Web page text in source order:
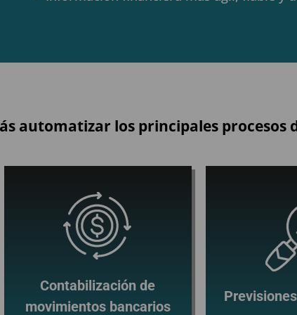
automatizar los principales procesos
Contabilización de
movimientos bancarios